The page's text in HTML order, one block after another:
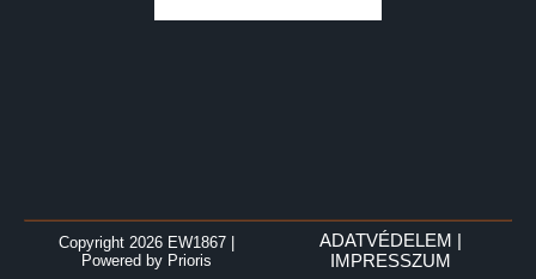
Copyright 2026 EW1867
Powered by Prioris
ADATVÉDELEM
IMPRESSZUM